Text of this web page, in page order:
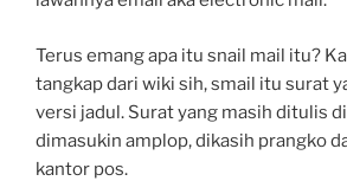
Terus emang apa itu snail mail itu?
tangkap dari wiki sih, smail itu surat
versi jadul. Surat yang masih ditulis
dimasukin amplop, dikasih prangko
kantor pos.